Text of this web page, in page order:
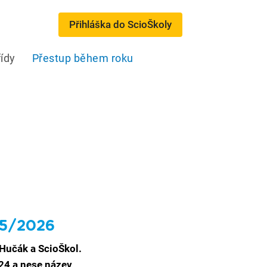
Přihláška do ScioŠkoly
Přestup během roku
2026
a ScioŠkol.
a nese název